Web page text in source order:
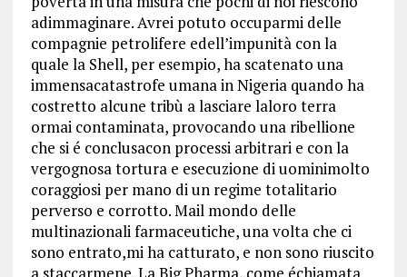
adimmaginare. Avrei potuto occuparmi delle
compagnie petrolifere edell’impunità con la
quale la Shell, per esempio, ha scatenato una
immensacatastrofe umana in Nigeria quando ha
costretto alcune tribù a lasciare laloro terra
ormai contaminata, provocando una ribellione
che si é conclusacon processi arbitrari e con la
vergognosa tortura e esecuzione di uominimolto
coraggiosi per mano di un regime totalitario
perverso e corrotto. Mail mondo delle
multinazionali farmaceutiche, una volta che ci
sono entrato,mi ha catturato, e non sono riuscito